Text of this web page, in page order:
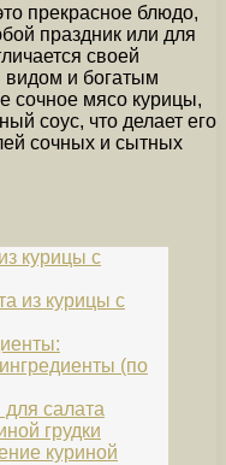
прекрасное блюдо,
праздник или для
своей
и богатым
сочное мясо курицы,
соус, что делает его
сочных и сытных
курицы с
из курицы с
(по
салата
грудки
куриной